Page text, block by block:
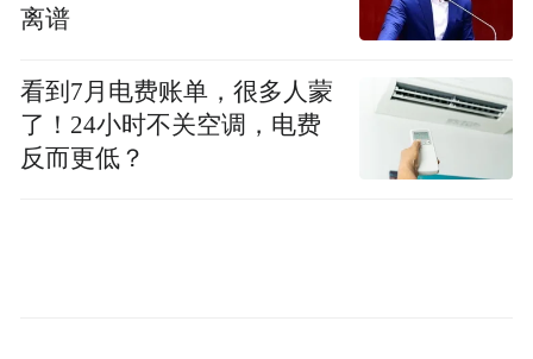
议。值此书出版，澎湃新闻专访了学者胡
手机式的童年与被屏幕重塑的一代
离谱
看到7月电费账单，很多人蒙
了！24小时不关空调，电费
反而更低？